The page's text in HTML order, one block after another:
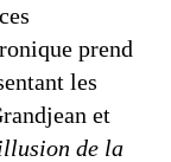
prend
les
et
de la